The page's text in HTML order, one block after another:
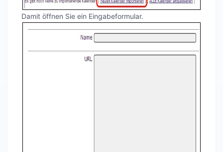
Damit öffnen Sie ein Eingabeformular.